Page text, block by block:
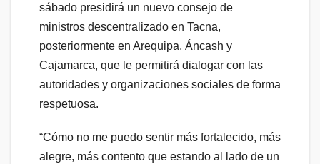
sábado presidirá un nuevo consejo de
ministros descentralizado en Tacna,
posteriormente en Arequipa, Áncash y
Cajamarca, que le permitirá dialogar con las
autoridades y organizaciones sociales de forma
respetuosa.
“Cómo no me puedo sentir más fortalecido, más
alegre, más contento que estando al lado de un